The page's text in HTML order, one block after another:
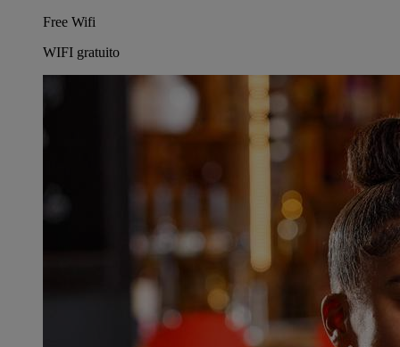
Free Wifi
WIFI gratuito